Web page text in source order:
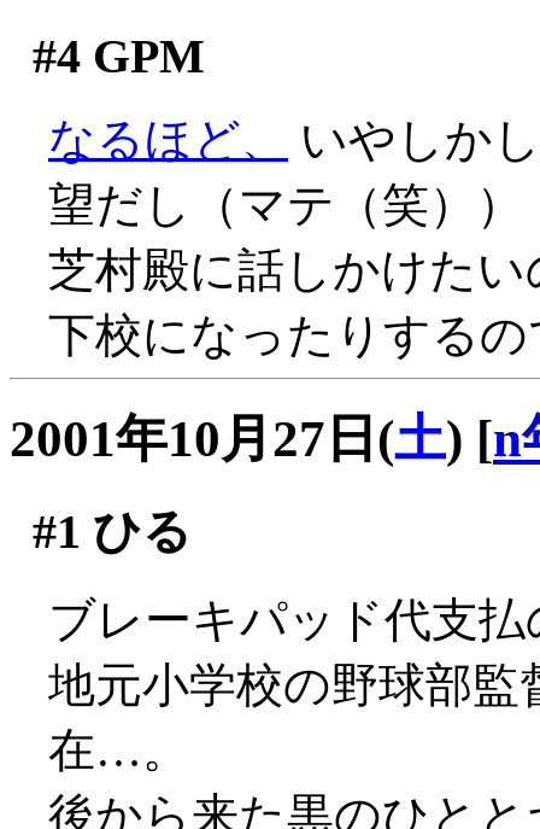
#4GPM
なるほど、
いやしか
望だし（マテ（笑））
芝村殿に話しかけた
下校になったりする
2001年10月27日(土) [n
#1 ひる
ブレーキパッド代支
地元小学校の野球部
在…。
後から来た黒のひと